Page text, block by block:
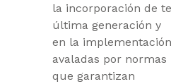
la incorporación de
última generación y
en la
avaladas por normas
que garantizan